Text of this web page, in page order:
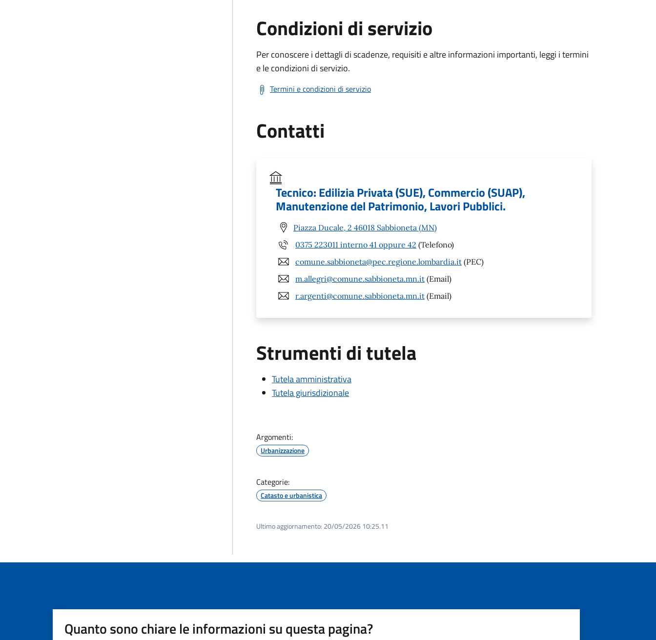
Condizioni di servizio
Per conoscere i dettagli di scadenze, requisiti e altre informazioni importanti, leggi i termini
e le condizioni di servizio.
Termini e condizioni di servizio
Contatti
Tecnico: Edilizia Privata (SUE), Commercio (SUAP),
Manutenzione del Patrimonio, Lavori Pubblici.
Piazza Ducale, 2 46018 Sabbioneta (MN)
0375 223011 interno 41 oppure 42 (Telefono)
comune.sabbioneta@pec.regione.lombardia.it (PEC)
m.allegri@comune.sabbioneta.mn.it (Email)
r.argenti@comune.sabbioneta.mn.it (Email)
Strumenti di tutela
Tutela amministrativa
Tutela giurisdizionale
Argomenti:
Urbanizzazione
Categorie:
Catasto e urbanistica
Ultimo aggiornamento: 20/05/2026 10:25.11
Quanto sono chiare le informazioni su questa pagina?